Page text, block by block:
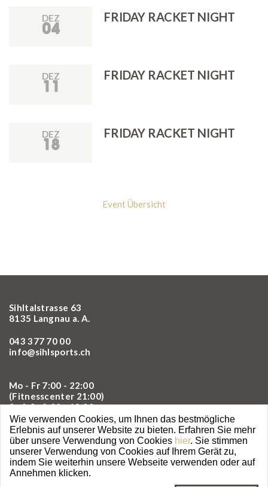
DEZ
04
FRIDAY RACKET NIGHT
DEZ
11
FRIDAY RACKET NIGHT
DEZ
18
FRIDAY RACKET NIGHT
Event Übersicht
Wie verwenden Cookies, um Ihnen das bestmögliche
Erlebnis auf unserer Website zu bieten. Erfahren Sie mehr
über unsere Verwendung von Cookies hier. Sie stimmen
unserer Verwendung von Cookies auf Ihrem Gerät zu,
indem Sie weiterhin unsere Webseite verwenden oder auf
Annehmen klicken.
Sihltalstrasse 63
8135 Langnau a. A.
043 377 70 00
info@sihlsports.ch
Mo - Fr 7:00 - 22:00
(Fitnesscenter 21:00)
Sa & So 8:00 - 18:00